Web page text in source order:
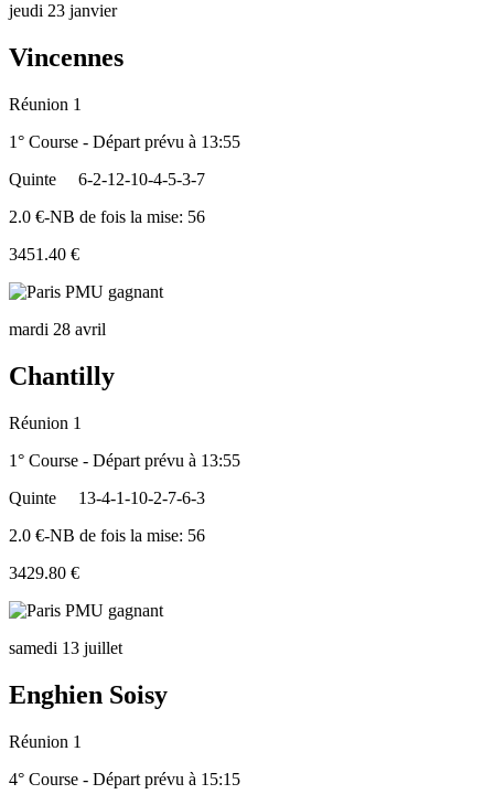
jeudi 23 janvier
Vincennes
Réunion 1
1° Course - Départ prévu à 13:55
Quinte
6-2-12-10-4-5-3-7
2.0 €-NB de fois la mise: 56
3451.40 €
mardi 28 avril
Chantilly
Réunion 1
1° Course - Départ prévu à 13:55
Quinte
13-4-1-10-2-7-6-3
2.0 €-NB de fois la mise: 56
3429.80 €
samedi 13 juillet
Enghien Soisy
Réunion 1
4° Course - Départ prévu à 15:15